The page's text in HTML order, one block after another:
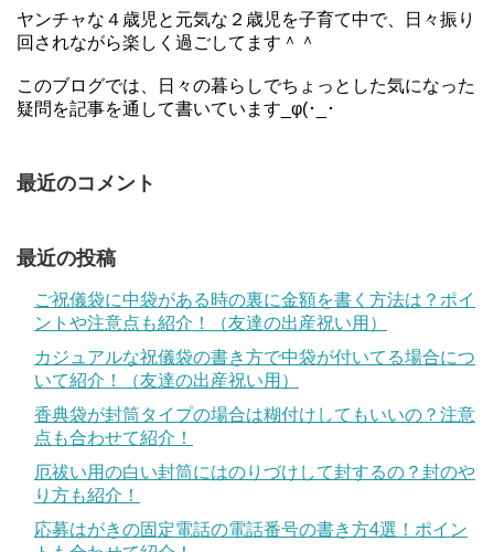
ヤンチャな４歳児と元気な２歳児を子育て中で、日々振り
回されながら楽しく過ごしてます＾＾
このブログでは、日々の暮らしでちょっとした気になった
疑問を記事を通して書いています_φ(･_･
最近のコメント
最近の投稿
ご祝儀袋に中袋がある時の裏に金額を書く方法は？ポイ
ントや注意点も紹介！（友達の出産祝い用）
カジュアルな祝儀袋の書き方で中袋が付いてる場合につ
いて紹介！（友達の出産祝い用）
香典袋が封筒タイプの場合は糊付けしてもいいの？注意
点も合わせて紹介！
厄祓い用の白い封筒にはのりづけして封するの？封のや
り方も紹介！
応募はがきの固定電話の電話番号の書き方4選！ポイン